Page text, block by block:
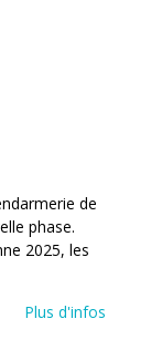
de
phase.
2025, les
Plus d'infos